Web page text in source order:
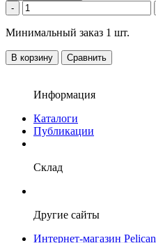
-
Минимальный заказ 1 шт.
В корзину Сравнить
Информация
Каталоги
Публикации
Склад
Другие сайты
Интернет-магазин Pelican